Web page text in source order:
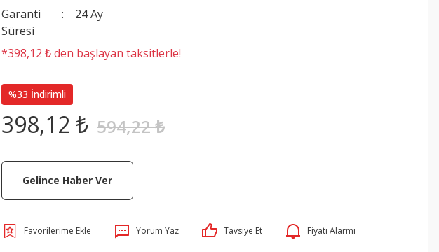
Garanti
Süresi
24 Ay
*398,12 ₺ den başlayan taksitlerle!
%33 İndirimli
398,12 ₺ 594,22 ₺
Gelince Haber Ver
Yorum Yaz Tavsiye Et Fiyatı Alarmı